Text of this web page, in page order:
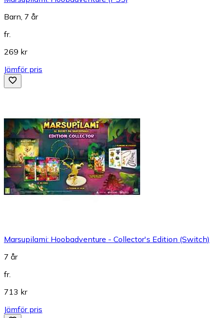
Barn, 7 år
fr.
269 kr
Jämför pris
Marsupilami: Hoobadventure - Collector's Edition (Switch)
7 år
fr.
713 kr
Jämför pris